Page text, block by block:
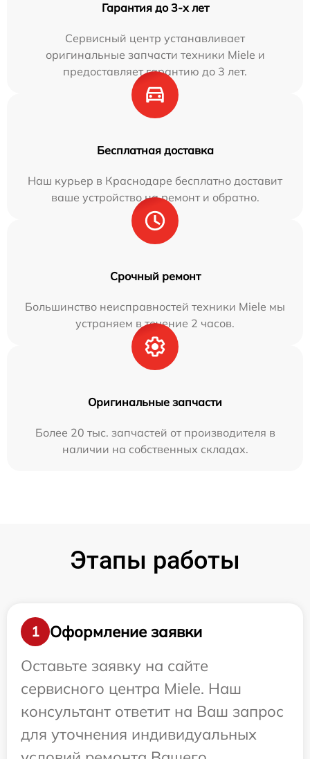
Гарантия до 3-х лет
Сервисный центр устанавливает
оригинальные запчасти техники Miele и
предоставляет гарантию до 3 лет.
Бесплатная доставка
Наш курьер в Краснодаре бесплатно доставит
ваше устройство на ремонт и обратно.
Срочный ремонт
Большинство неисправностей техники Miele мы
устраняем в течение 2 часов.
Оригинальные запчасти
Более 20 тыс. запчастей от производителя в
наличии на собственных складах.
Этапы работы
1
Оформление заявки
Оставьте заявку на сайте
сервисного центра Miele. Наш
консультант ответит на Ваш запрос
для уточнения индивидуальных